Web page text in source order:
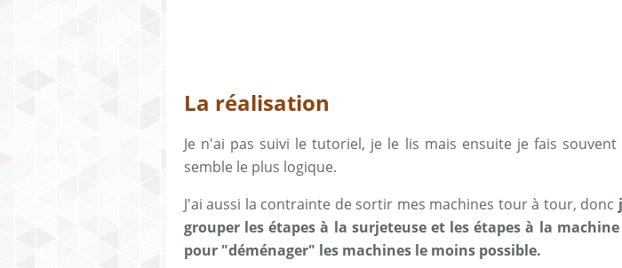
La réalisation
Je n'ai pas suivi le tutoriel, je le lis mais ensuite je fais souvent
semble le plus logique.
J'ai aussi la contrainte de sortir mes machines tour à tour, donc
grouper les étapes à la surjeteuse et les étapes à la
pour "déménager" les machines le moins possible.